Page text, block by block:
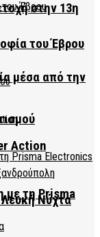
του Έβρου
με τη Prisma
στην 13η
μέσα από την
Action
Νύχτα